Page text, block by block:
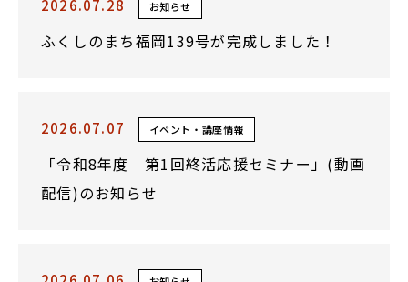
2026.07.28 お知らせ
ふくしのまち福岡139号が完成しました！
2026.07.07 イベント・講座情報
「令和8年度 第1回終活応援セミナー」(動画
配信)のお知らせ